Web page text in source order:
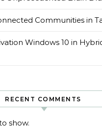
Communities in
Windows 10 in
RECENT COMMENTS
show.